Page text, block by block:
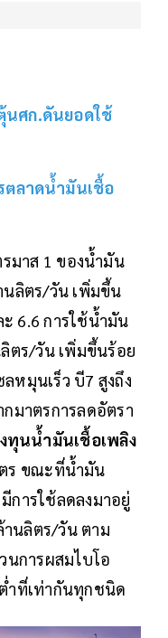
นศก.ดันยอดใช้
ตลาดน้ำมันเชื้อ
มาส 1 ของน้ำมัน
นลิตร/วัน เพิ่มขึ้น
6.6 การใช้น้ำมัน
ตร/วัน เพิ่มขึ้นร้อย
หมุนเร็ว บี7 สูงถึง
มาตรการลดอัตรา
ทุนน้ำมันเชื้อเพลิง
ร ขณะที่น้ำมัน
การใช้ลดลงมาอยู่
านลิตร/วัน ตาม
นการผสมไบโอ
ำที่เท่ากันทุกชนิด